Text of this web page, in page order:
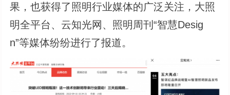
果，也获得了照明行业媒体的广泛关注，大照
明全平台、云知光网、照明周刊“智慧Desig
n”等媒体纷纷进行了报道。